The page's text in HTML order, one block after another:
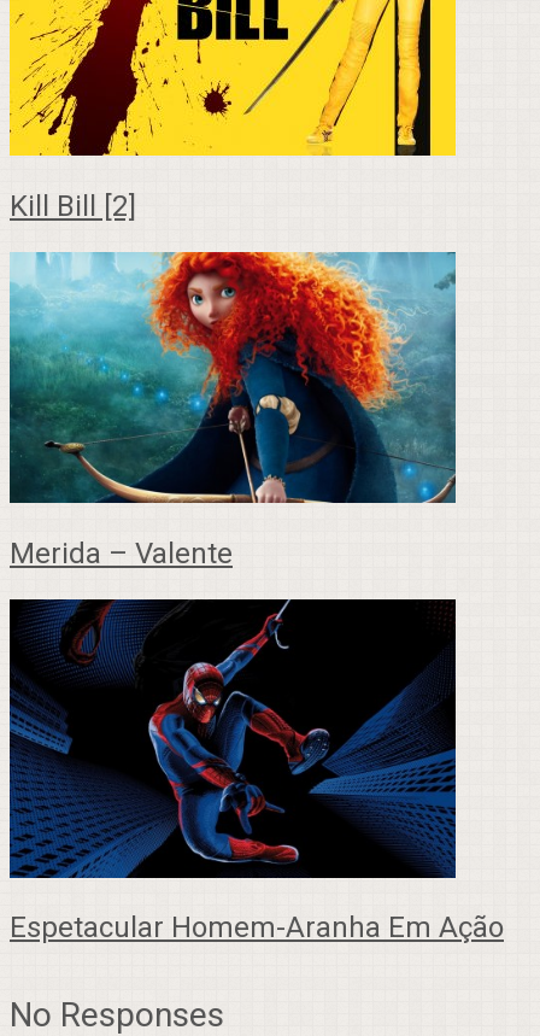
Kill Bill [2]
Merida – Valente
Espetacular Homem-Aranha Em Ação
No Responses